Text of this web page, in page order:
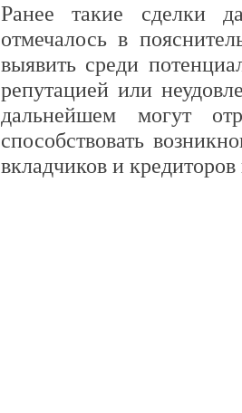
Ранее такие сделки
отмечалось в
выявить среди
репутацией или
дальнейшем могут
способствовать
вкладчиков и